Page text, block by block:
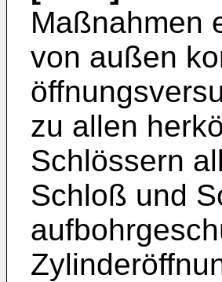
Maßnahmen
von außen
zu allen
Schlössern
Schloß und